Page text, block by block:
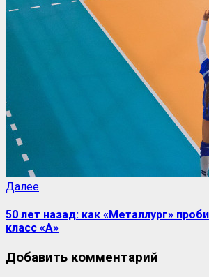
Далее
50 лет назад: как «Металлург»
класс «А»
Добавить комментарий